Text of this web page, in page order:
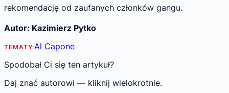
rekomendację od zaufanych członków gangu.
Autor: Kazimierz Pytko
TEMATY:Al Capone
Spodobał Ci się ten artykuł?
Daj znać autorowi — kliknij wielokrotnie.